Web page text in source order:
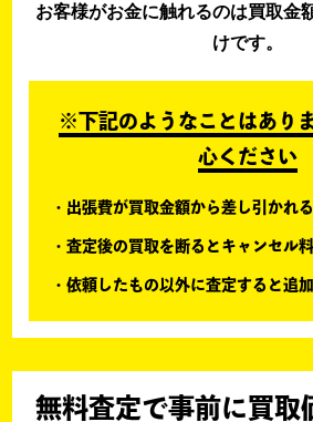
お客様がお金に触れるのは買取金
けです。
※下記のようなことはあり
心ください
出張費が買取金額から差し引かれる
査定後の買取を断るとキャンセル
依頼したもの以外に査定すると追
無料査定で事前に買取